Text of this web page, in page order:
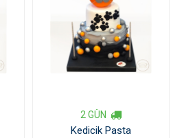
2 GÜN
Kedicik Pasta